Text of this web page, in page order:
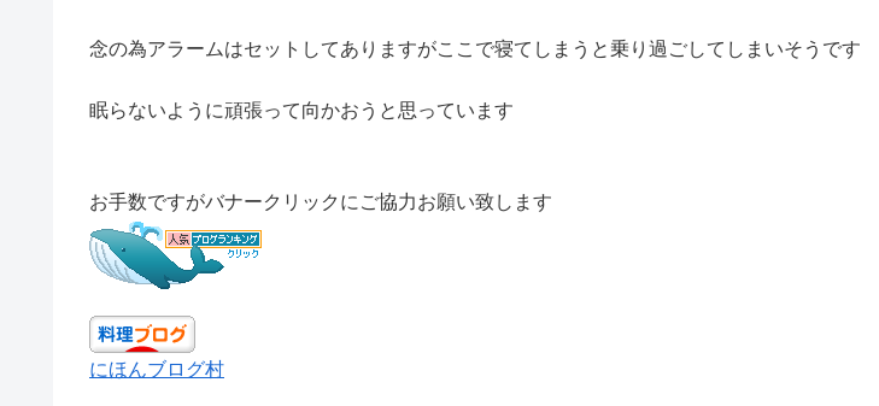
念の為アラームはセットしてありますがここで寝てしまうと乗り過ごしてしまいそうです
眠らないように頑張って向かおうと思っています
お手数ですがバナークリックにご協力お願い致します
にほんブログ村